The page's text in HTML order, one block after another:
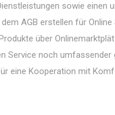
sowie einen
dem AGB erstellen für Online
über
Service noch
eine Kooperation mit